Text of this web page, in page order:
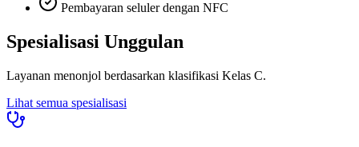
Pembayaran seluler dengan NFC
Spesialisasi Unggulan
Layanan menonjol berdasarkan klasifikasi Kelas C.
Lihat semua spesialisasi